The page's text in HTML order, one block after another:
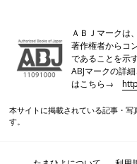
杏 普段からネットで育
んだりしているので、日
す。うちの子たちが赤ち
たと思いますが最近は一
児に関するグッズや常識が
ＡＢＪマークは
著作権者からコ
であることを示
ABJマークの詳
はこちら→
本サイトに掲載されている記事・
す。